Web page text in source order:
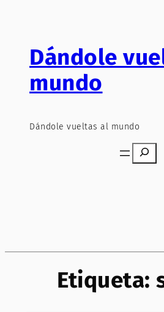
contenido
Dándole
mundo
Dándole vueltas al mundo
Search
Etiqueta: